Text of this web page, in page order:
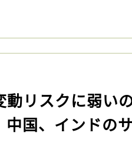
動リスクに弱い
中国、インドの